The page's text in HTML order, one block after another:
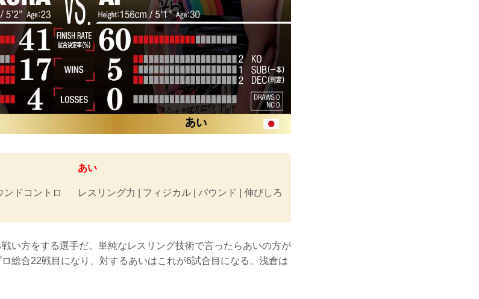
ンドコントロ
あい
レスリング力 | フィジカル | パウンド | 伸びしろ
い方をする選手だ。単純なレスリング技術で言ったらあいの方が
総合22戦目になり、対するあいはこれが6試合目になる。浅倉は